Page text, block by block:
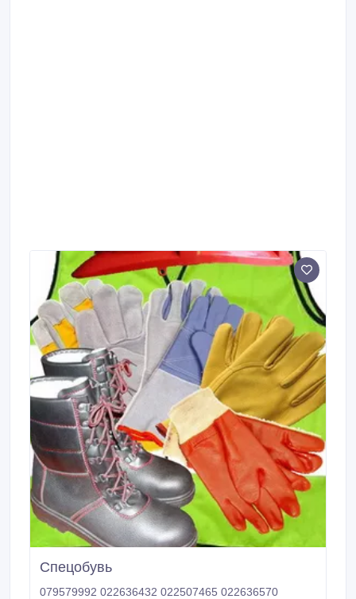
Спецобувь
079579992 022636432 022507465 022636570